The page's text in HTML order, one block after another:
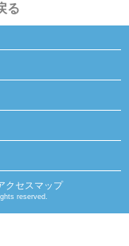
る
クセスマップ
reserved.